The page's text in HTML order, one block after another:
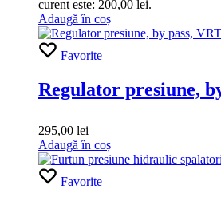
curent este: 200,00 lei.
Adaugă în coș
Favorite
Regulator presiune,
295,00 lei
Adaugă în coș
Favorite